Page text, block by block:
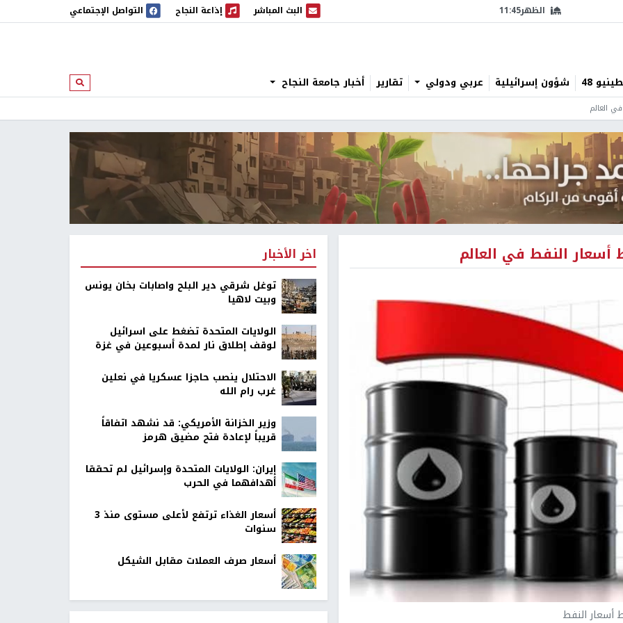
الظهر11:45 البث المباشر
البث المباشر إذاعة النجاح
إذاعة النجاح التواصل الإجتماعي
48 شؤون إسرائيلية عربي ودولي تقارير أخبار جامعة النجاح ابحث
العالم
النفط في العالم
أسعار النفط
اخر الأخبار
توغل شرقي دير البلح واصابات بخان يونس
وبيت لاهيا
الولايات المتحدة تضغط على اسرائيل
لوقف إطلاق نار لمدة أسبوعين في غزة
الاحتلال ينصب حاجزا عسكريا في نعلين
غرب رام الله
وزير الخزانة الأمريكي: قد نشهد اتفاقاً
قريباً لإعادة فتح مضيق هرمز
إيران: الولايات المتحدة وإسرائيل لم تحققا
أهدافهما في الحرب
أسعار الغذاء ترتفع لأعلى مستوى منذ 3
سنوات
أسعار صرف العملات مقابل الشيكل